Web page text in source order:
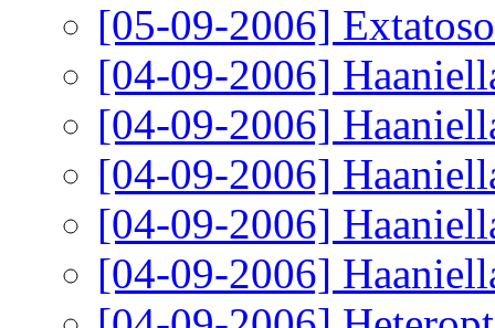
[05-09-2006]
[04-09-2006]
[04-09-2006]
[04-09-2006]
[04-09-2006]
[04-09-2006]